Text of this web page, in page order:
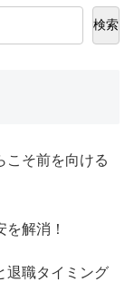
検索
こそ前を向ける
解消！
退職タイミング